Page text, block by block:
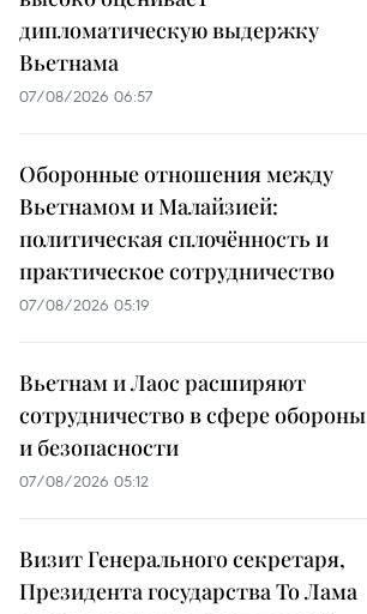
дипломатическую выдержку
Вьетнама
07/08/2026 06:57
Оборонные отношения между
Вьетнамом и Малайзией:
политическая сплочённость и
практическое сотрудничество
07/08/2026 05:19
Вьетнам и Лаос расширяют
сотрудничество в сфере обороны
и безопасности
07/08/2026 05:12
Визит Генерального секретаря,
Президента государства То Лама